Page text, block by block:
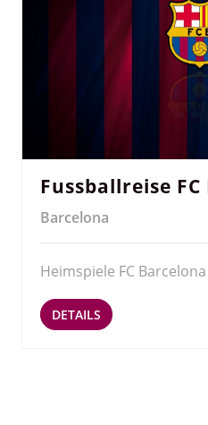
Fussballreise
Barcelona
Heimspiele FC
DETAILS